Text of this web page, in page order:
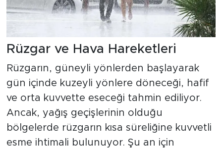
Rüzgar ve Hava Hareketleri
Rüzgarın, güneyli yönlerden başlayarak
gün içinde kuzeyli yönlere döneceği, hafif
ve orta kuvvette eseceği tahmin ediliyor.
Ancak, yağış geçişlerinin olduğu
bölgelerde rüzgarın kısa süreliğine kuvvetli
esme ihtimali bulunuyor. Şu an için